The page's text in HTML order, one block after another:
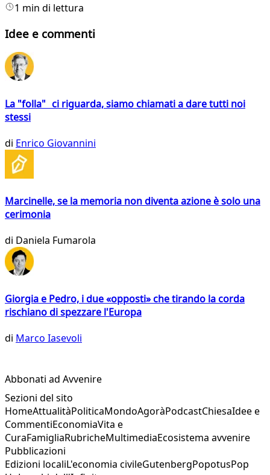
1 min di lettura
Idee e commenti
La "folla" ci riguarda, siamo chiamati a dare tutti noi
stessi
di Enrico Giovannini
Marcinelle, se la memoria non diventa azione è solo una
cerimonia
di Daniela Fumarola
Giorgia e Pedro, i due «opposti» che tirando la corda
rischiano di spezzare l'Europa
di Marco Iasevoli
Abbonati ad Avvenire
Sezioni del sito
HomeAttualitàPoliticaMondoAgoràPodcastChiesaIdee e
CommentiEconomiaVita e
CuraFamigliaRubricheMultimediaEcosistema avvenire
Pubblicazioni
Edizioni localiL'economia civileGutenbergPopotusPop